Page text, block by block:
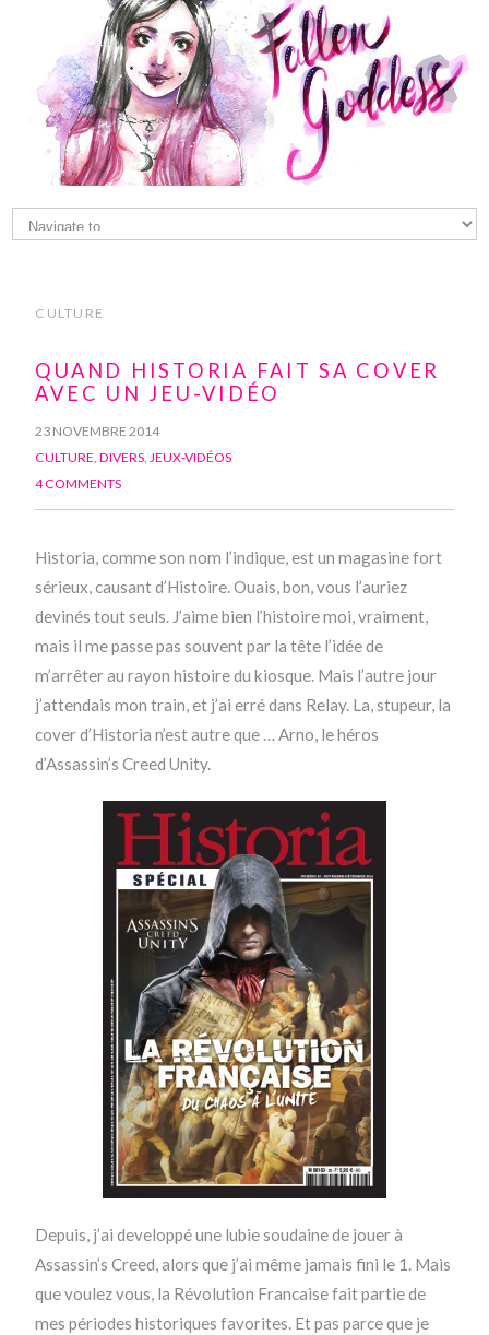
CULTURE
QUAND HISTORIA FAIT SA COVER
AVEC UN JEU-VIDÉO
23 NOVEMBRE 2014
CULTURE,DIVERS,JEUX-VIDÉOS
4 COMMENTS
Historia, comme son nom l’indique, est un magasine fort
sérieux, causant d’Histoire. Ouais, bon, vous l’auriez
devinés tout seuls. J’aime bien l’histoire moi, vraiment,
mais il me passe pas souvent par la tête l’idée de
m’arrêter au rayon histoire du kiosque. Mais l’autre jour
j’attendais mon train, et j’ai erré dans Relay. La, stupeur, la
cover d’Historia n’est autre que … Arno, le héros
d’Assassin’s Creed Unity.
Depuis, j’ai developpé une lubie soudaine de jouer à
Assassin’s Creed, alors que j’ai même jamais fini le 1. Mais
que voulez vous, la Révolution Francaise fait partie de
mes périodes historiques favorites. Et pas parce que je